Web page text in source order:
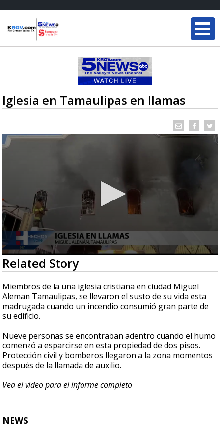
Iglesia en Tamaulipas en llamas
0
seconds
of
1
minute,
23
seconds
Related Story
Miembros de la una iglesia cristiana en ciudad Miguel
Aleman Tamaulipas, se llevaron el susto de su vida esta
madrugada cuando un incendio consumió gran parte de
su edificio.
Nueve personas se encontraban adentro cuando el humo
comenzó a esparcirse en esta propiedad de dos pisos.
Protección civil y bomberos llegaron a la zona momentos
después de la llamada de auxilio.
Vea el video para el informe completo
NEWS